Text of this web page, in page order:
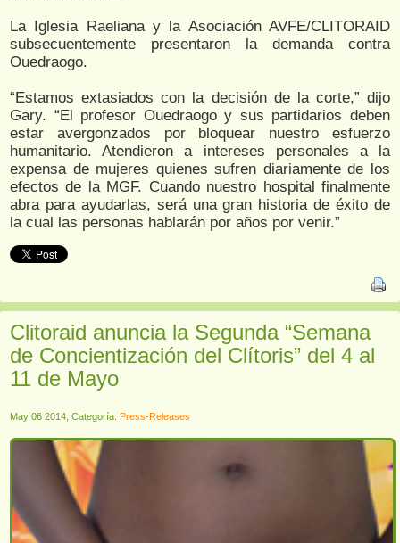
La Iglesia Raeliana y la Asociación AVFE/CLITORAID
subsecuentemente presentaron la demanda contra
Ouedraogo.
“Estamos extasiados con la decisión de la corte,” dijo
Gary. “El profesor Ouedraogo y sus partidarios deben
estar avergonzados por bloquear nuestro esfuerzo
humanitario. Atendieron a intereses personales a la
expensa de mujeres quienes sufren diariamente de los
efectos de la MGF. Cuando nuestro hospital finalmente
abra para ayudarlas, será una gran historia de éxito de
la cual las personas hablarán por años por venir.”
Clitoraid anuncia la Segunda “Semana
de Concientización del Clítoris” del 4 al
11 de Mayo
May 06 2014, Categoría: Press-Releases